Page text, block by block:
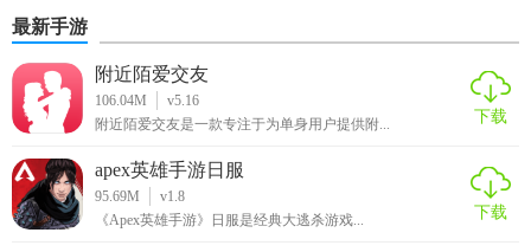
最新手游
附近陌爱交友
106.04M
v5.16
附近陌爱交友是一款专注于为单身用户提供附...
下载
apex英雄手游日服
95.69M
v1.8
《Apex英雄手游》日服是经典大逃杀游戏...
下载